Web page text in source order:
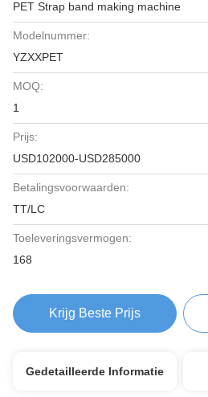
PET Strap band making machine
Modelnummer:
YZXXPET
MOQ:
1
Prijs:
USD102000-USD285000
Betalingsvoorwaarden:
TT/LC
Toeleveringsvermogen:
168
Krijg Beste Prijs
Gedetailleerde Informatie